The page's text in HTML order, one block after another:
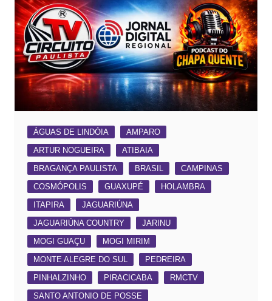
ÁGUAS DE LINDÓIA
AMPARO
ARTUR NOGUEIRA
ATIBAIA
BRAGANÇA PAULISTA
BRASIL
CAMPINAS
COSMÓPOLIS
GUAXUPÉ
HOLAMBRA
ITAPIRA
JAGUARIÚNA
JAGUARIÚNA COUNTRY
JARINU
MOGI GUAÇU
MOGI MIRIM
MONTE ALEGRE DO SUL
PEDREIRA
PINHALZINHO
PIRACICABA
RMCTV
SANTO ANTONIO DE POSSE